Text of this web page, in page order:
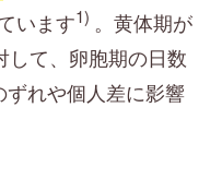
います1) 。黄体期が
して、卵胞期の日数
れや個人差に影響